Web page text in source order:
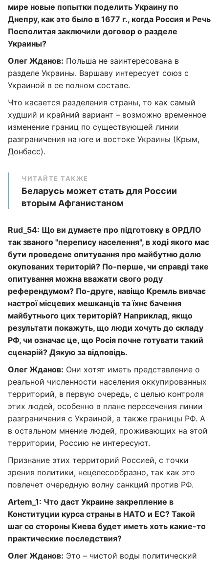
мире новые попытки поделить Украину по
Днепру, как это было в 1677 г., когда Россия и Речь
Посполитая заключили договор о разделе
Украины?
Олег Жданов: Польша не заинтересована в
разделе Украины. Варшаву интересует союз с
Украиной в ее полном составе.
Что касается разделения страны, то как самый
худший и крайний вариант – возможно временное
изменение границ по существующей линии
разграничения на юге и востоке Украины (Крым,
Донбасс).
ЧИТАЙТЕ ТАКЖЕ
Беларусь может стать для России
вторым Афганистаном
Rud_54: Що ви думаєте про підготовку в ОРДЛО
так званого "перепису населення", в ході якого має
бути проведене опитування про майбутню долю
окупованих територій? По-перше, чи справді таке
опитування можна вважати свого роду
референдумом? По-друге, навіщо Кремль вивчає
настрої місцевих мешканців та їхнє бачення
майбутнього цих територій? Наприклад, якщо
результати покажуть, що люди хочуть до складу
РФ, чи означає це, що Росія почне готувати такий
сценарій? Дякую за відповідь.
Олег Жданов: Они хотят иметь представление о
реальной численности населения оккупированных
территорий, в первую очередь, с целью контроля
этих людей, особенно в плане пересечения линии
разграничения с Украиной, а также границы РФ. А
в остальном мнение людей, проживающих на этой
территории, Россию не интересуют.
Признание этих территорий Россией, с точки
зрения политики, нецелесообразно, так как это
повлечет очередную волну санкций против РФ.
Artem_1: Что даст Украине закрепление в
Конституции курса страны в НАТО и ЕС? Такой
шаг со стороны Киева будет иметь хоть какие-то
практические последствия?
Олег Жданов: Это – чистой воды политический